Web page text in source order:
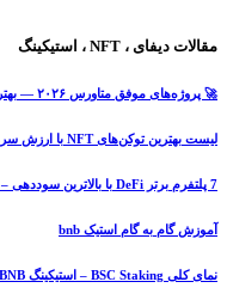
مقالات دیفای ، NFT ، استیکینگ
🚀 پروژه‌های موفق متاورس ۲۰۲۶ — بهترین پلتفرم‌های واقعیت مجازی و بلاکچین
لیست بهترین توکن‌های NFT با ارزش سرمایه‌گذاری بالا در صرافی بیت گرند
7 پلتفرم برتر DeFi با بالاترین سوددهی – فرصت‌های طلایی برای سرمایه‌گذاری هوشمند!
آموزش گام به گام استیک bnb
نمای کلی BSC Staking – استیکینگ BNB در زنجیره هوشمند بایننس (BSC)